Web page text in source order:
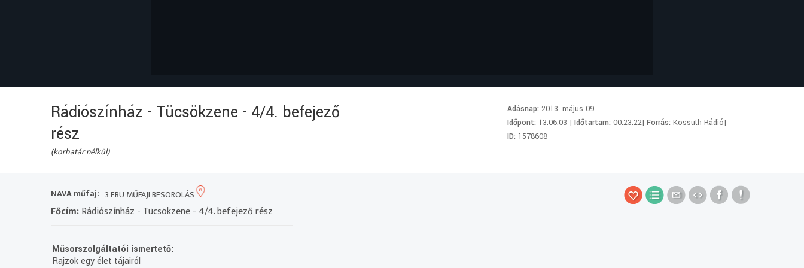
Rádiószínház - Tücsökzene - 4/4. befejező
rész
(korhatár nélkül)
Adásnap:2013. május 09.
Időpont: 13:06:03 |Időtartam:00:23:22|Forrás:Kossuth Rádió|
ID: 1578608
NAVA műfaj: 3 EBU MŰFAJI BESOROLÁS
Főcím:Rádiószínház - Tücsökzene - 4/4. befejező rész
Műsorszolgáltatói ismertető:
Rajzok egy élet tájairól